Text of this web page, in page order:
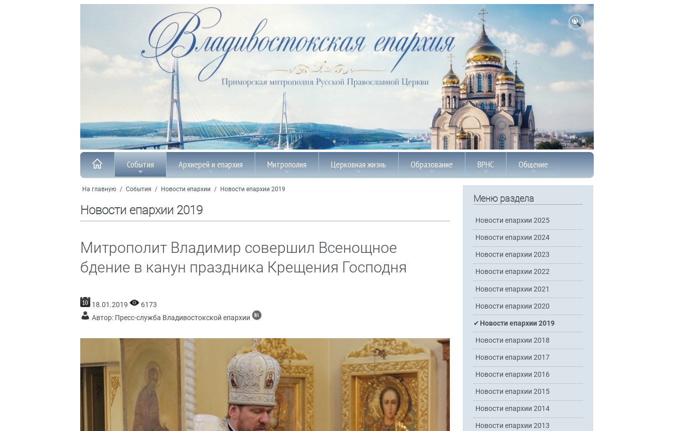
События Архиерей и епархия Митрополия Церковная жизнь Образование ВРНС Общение
На главную / События / Новости епархии / Новости епархии 2019
Новости епархии 2019
Митрополит Владимир совершил Всенощное
бдение в канун праздника Крещения Господня
18.01.2019
6173
Автор: Пресс-служба Владивостокской епархии
Меню раздела
Новости епархии 2025
Новости епархии 2024
Новости епархии 2023
Новости епархии 2022
Новости епархии 2021
Новости епархии 2020
Новости епархии 2019
Новости епархии 2018
Новости епархии 2017
Новости епархии 2016
Новости епархии 2015
Новости епархии 2014
Новости епархии 2013